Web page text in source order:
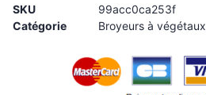
SKU
99acc0ca253f
Catégorie
Broyeurs à végétaux